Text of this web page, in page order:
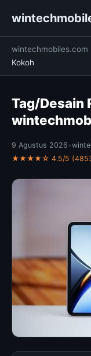
wintechmobiles.com
Kokoh
Tag/Desain
9 Agustus 2026 •
★★★★☆ 4.5/5